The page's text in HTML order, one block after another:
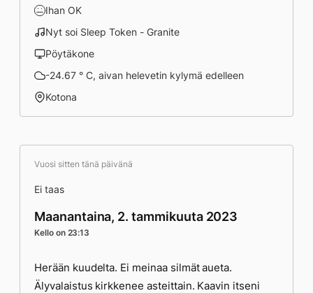
Ihan OK
Nyt soi Sleep Token - Granite
Pöytäkone
-24.67 ° C, aivan helevetin kylymä edelleen
Kotona
Vuosi sitten tänä päivänä
Ei taas
Maanantaina, 2. tammikuuta 2023
Kello on 23:13
Herään kuudelta. Ei meinaa silmät aueta.
Älyvalaistus kirkkenee asteittain. Kaavin itseni